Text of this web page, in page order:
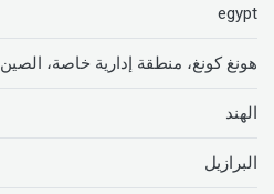
egypt
هونغ كونغ، منطقة إدارية خاصة، الصين
الهند
البرازيل